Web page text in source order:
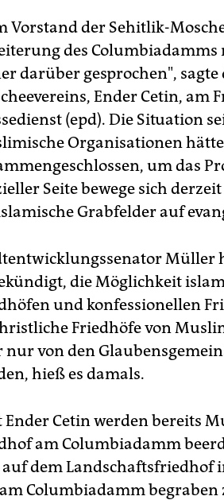
Vorstand der Sehitlik-
des
darüber gesprochen", sagte
Ender Cetin, am
(epd). Die Situation
Organisationen
um das
Seite bewege sich
Grabfelder auf
Müller
die Möglichkeit
und konfessionellen
Friedhöfe von
nur von den
hieß es damals.
Ender Cetin werden bereits
am Columbiadamm
auf dem Landschaftsfriedhof
Columbiadamm begraben